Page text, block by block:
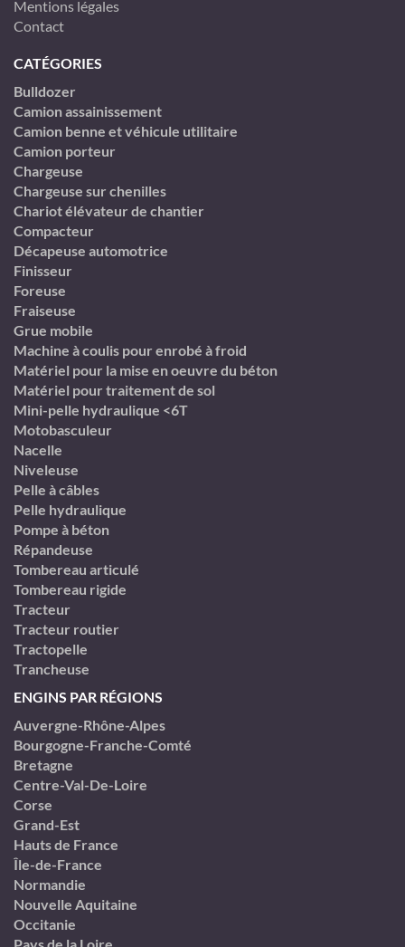
Mentions légales
Contact
CATÉGORIES
Bulldozer
Camion assainissement
Camion benne et véhicule utilitaire
Camion porteur
Chargeuse
Chargeuse sur chenilles
Chariot élévateur de chantier
Compacteur
Décapeuse automotrice
Finisseur
Foreuse
Fraiseuse
Grue mobile
Machine à coulis pour enrobé à froid
Matériel pour la mise en oeuvre du béton
Matériel pour traitement de sol
Mini-pelle hydraulique <6T
Motobasculeur
Nacelle
Niveleuse
Pelle à câbles
Pelle hydraulique
Pompe à béton
Répandeuse
Tombereau articulé
Tombereau rigide
Tracteur
Tracteur routier
Tractopelle
Trancheuse
ENGINS PAR RÉGIONS
Auvergne-Rhône-Alpes
Bourgogne-Franche-Comté
Bretagne
Centre-Val-De-Loire
Corse
Grand-Est
Hauts de France
Île-de-France
Normandie
Nouvelle Aquitaine
Occitanie